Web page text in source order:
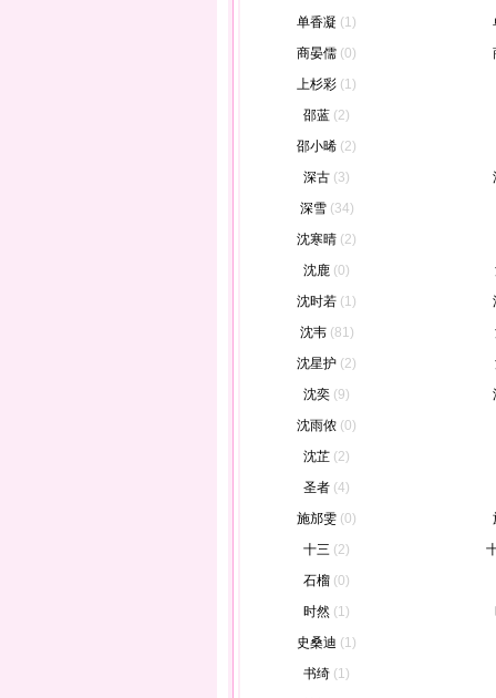
单香凝 (1)
商晏儒 (0)
上杉彩 (1)
邵蓝 (2)
邵小晞 (2)
深古 (3)
深雪 (34)
沈寒晴 (2)
沈鹿 (0)
沈时若 (1)
沈韦 (81)
沈星护 (2)
沈奕 (9)
沈雨侬 (0)
沈芷 (2)
圣者 (4)
施邡雯 (0)
十三 (2)
石榴 (0)
时然 (1)
史桑迪 (1)
书绮 (1)